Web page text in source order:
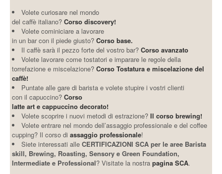
Volete curiosare nel mondo
del caffè italiano? Corso discovery!
Volete cominiciare a lavorare
in un bar con il piede giusto? Corso base.
Il caffè sarà il pezzo forte del vostro bar?Corso avanzato
Volete lavorare come tostatori e imparare le regole della
torrefazione e miscelazione?Corso Tostatura e miscelazione del
caffè!
Puntate alle gare di barista e volete stupire i vostri clienti
con il capuccino?Corso
latte art e cappuccino decorato!
Volete scoprire i nuovi metodi di estrazione?Il corso brewing!
Volete entrare nel mondo dell’assaggio professionale e del coffee
cupping? Il corso diassaggio professionale!
Siete interessati alleCERTIFICAZIONI SCA per le aree Barista
skill, Brewing, Roasting, Sensory e Green Foundation,
Intermediate e Professional? Visitate la nostrapagina SCA.